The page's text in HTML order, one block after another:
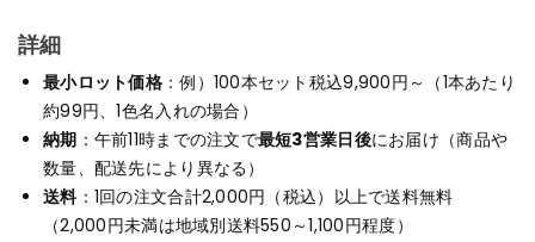
詳細
最小ロット価格：例）100本セット税込9,900円～（1本あたり
約99円、1色名入れの場合）
納期 ：午前11時までの注文で最短3営業日後にお届け（商品や
数量、配送先により異なる）
送料：1回の注文合計2,000円（税込）以上で送料無料
（2,000円未満は地域別送料550～1,100円程度）